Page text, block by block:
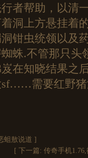
者帮助，以清
洞上方悬挂着
钳虫统领以及
蛛.不管那只头
在知晓结果之
sf……需要红野
蛆敖说道 ]
[ 下一篇: 传奇手机